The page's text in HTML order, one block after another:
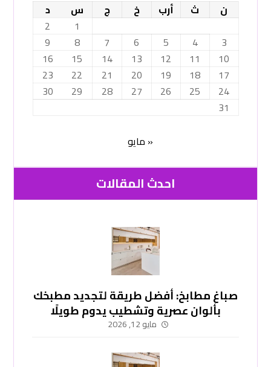
ن
ث أرب خ ج س
د
1
2
3
4
5
6
7
8
9
10
11
12
13
14
15
16
17
18
19
20
21
22
23
24
25
26
27
28
29
30
31
« مايو
احدث المقالات
صباغ مطابخ: أفضل طريقة لتجديد مطبخك
بألوان عصرية وتشطيب يدوم طويلًا
-51748296 مايو 12, 2026